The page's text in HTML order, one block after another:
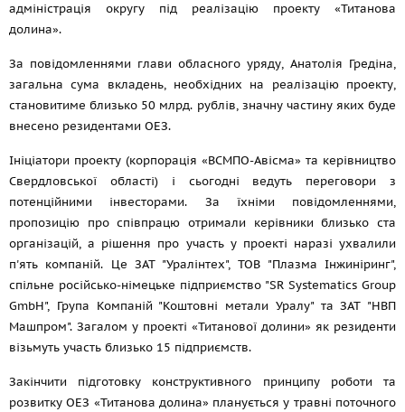
адміністрація округу під реалізацію проекту «Титанова
долина».
За повідомленнями глави обласного уряду, Анатолія Гредіна,
загальна сума вкладень, необхідних на реалізацію проекту,
становитиме близько 50 млрд. рублів, значну частину яких буде
внесено резидентами ОЕЗ.
Ініціатори проекту (корпорація «ВСМПО-Авісма» та керівництво
Свердловської області) і сьогодні ведуть переговори з
потенційними інвесторами. За їхніми повідомленнями,
пропозицію про співпрацю отримали керівники близько ста
організацій, а рішення про участь у проекті наразі ухвалили
п'ять компаній. Це ЗАТ "Уралінтех", ТОВ "Плазма Інжиніринг",
спільне російсько-німецьке підприємство "SR Systematics Group
GmbH", Група Компаній "Коштовні метали Уралу" та ЗАТ "НВП
Машпром". Загалом у проекті «Титанової долини» як резиденти
візьмуть участь близько 15 підприємств.
Закінчити підготовку конструктивного принципу роботи та
розвитку ОЕЗ «Титанова долина» планується у травні поточного